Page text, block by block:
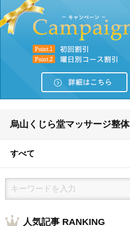
烏山くじら堂マッサージ整体
すべて
人気記事 RANKING